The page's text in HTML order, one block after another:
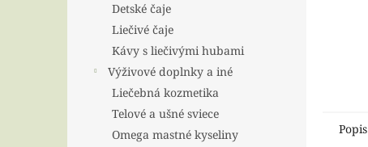
Detské čaje
Liečivé čaje
Kávy s liečivými hubami
Výživové doplnky a iné
Liečebná kozmetika
Telové a ušné sviece
Omega mastné kyseliny
Popis